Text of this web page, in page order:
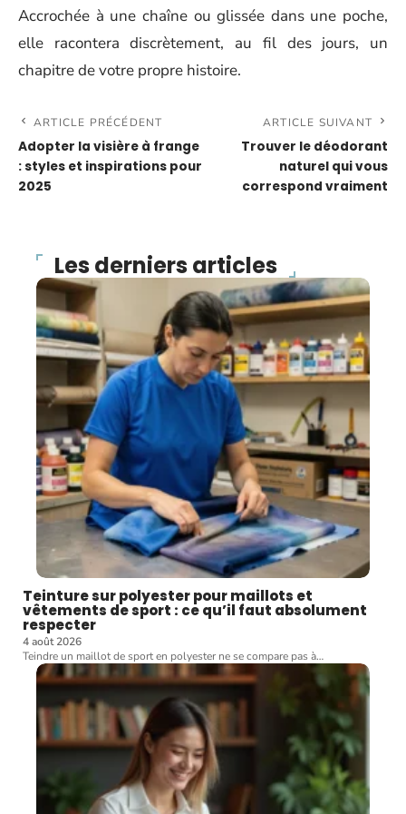
Accrochée à une chaîne ou glissée dans une poche,
elle racontera discrètement, au fil des jours, un
chapitre de votre propre histoire.
ARTICLE PRÉCÉDENT
Adopter la visière à frange
: styles et inspirations pour
2025
ARTICLE SUIVANT
Trouver le déodorant
naturel qui vous
correspond vraiment
Les derniers articles
Teinture sur polyester pour maillots et
vêtements de sport : ce qu’il faut absolument
respecter
4 août 2026
Teindre un maillot de sport en polyester ne se compare pas à…